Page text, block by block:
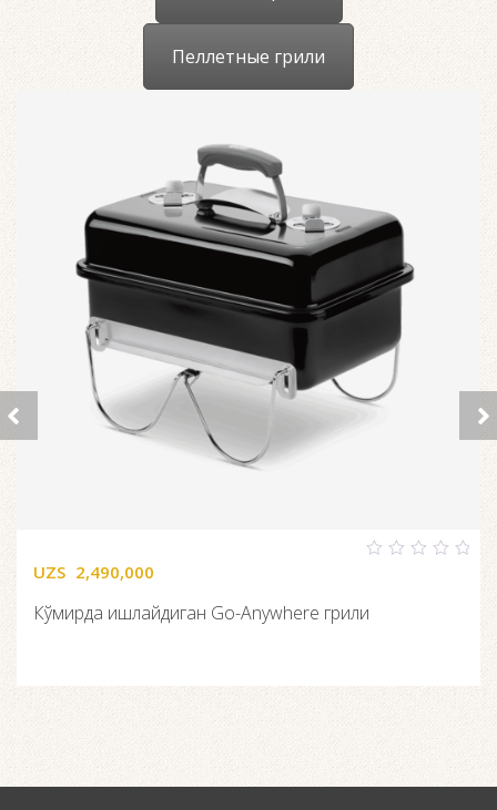
Пеллетные грили
5
UZS 2,490,000
Кўмирда ишлайдиган Go-Anywhere грили